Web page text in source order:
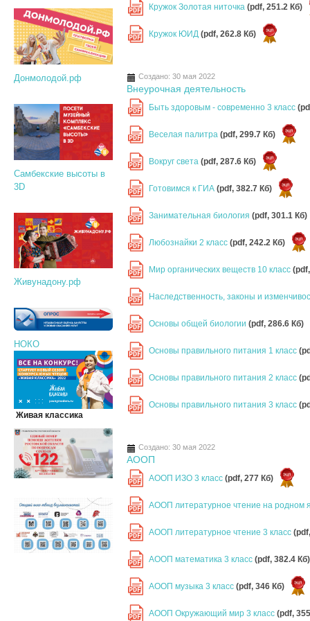
PDF Кружок Золотая ниточка(pdf, 251.2 Кб)
PDF Кружок ЮИД(pdf, 262.8 Кб)
Создано: 30 мая 2022
Внеурочная деятельность
PDF Быть здоровым - современно 3 класс
PDF Веселая палитра(pdf, 299.7 Кб)
PDF Вокруг света(pdf, 287.6 Кб)
PDF Готовимся к ГИА(pdf, 382.7 Кб)
PDF Занимательная биология(pdf, 301.1 Кб)
PDF Любознайки 2 класс(pdf, 242.2 Кб)
PDF Мир органических веществ 10 класс
PDF Наследственность, законы и
PDF Основы общей биологии(pdf, 286.6 Кб)
PDF Основы правильного питания 1 класс
PDF Основы правильного питания 2 класс
PDF Основы правильного питания 3 класс
Создано: 30 мая 2022
АООП
PDF АООП ИЗО 3 класс(pdf, 277 Кб)
PDF АООП литературное чтение на родном
PDF АООП литературное чтение 3 класс
PDF АООП математика 3 класс(pdf, 382.4 Кб)
PDF АООП музыка 3 класс(pdf, 346 Кб)
PDF АООП Окружающий мир 3 класс(pdf,
Донмолодой.рф
Самбекские высоты в
3D
Живунадону.рф
НОКО
Живая классика